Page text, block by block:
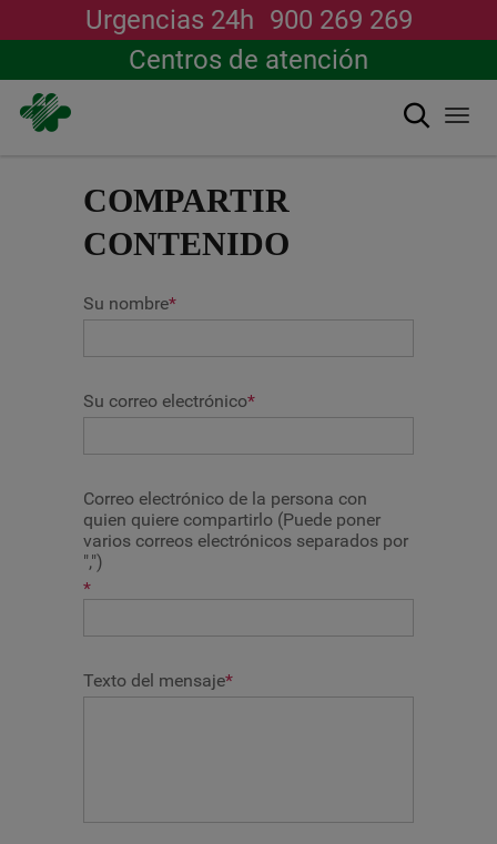
Urgencias 24h 900 269 269
Centros de atención
搜索
COMPARTIR
CONTENIDO
Su nombre*
Su correo electrónico*
Correo electrónico de la persona con
quien quiere compartirlo (Puede poner
varios correos electrónicos separados por
",")
*
Texto del mensaje*